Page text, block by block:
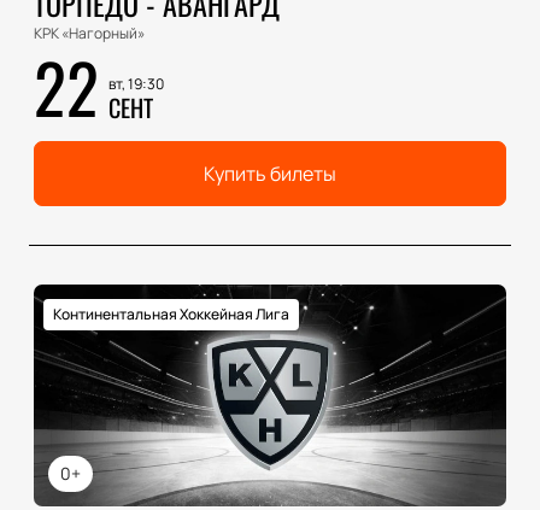
КРК «Нагорный»
22 вт, 19:30
СЕНТ
Купить билеты
0+
Континентальная Хоккейная Лига